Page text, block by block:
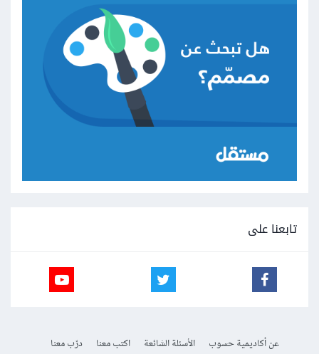
تابعنا على
عن أكاديمية حسوب الأسئلة الشائعة اكتب معنا
درّب معنا